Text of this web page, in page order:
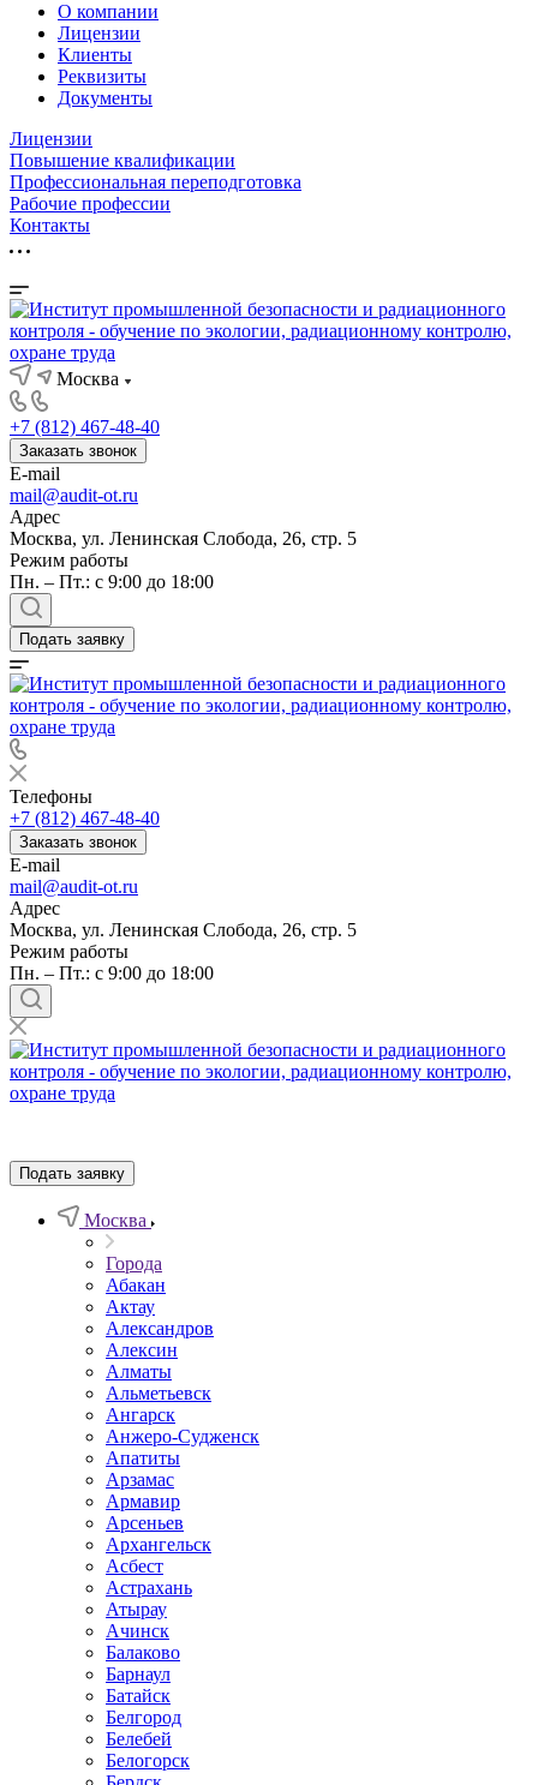
О компании
Лицензии
Клиенты
Реквизиты
Документы
Лицензии
Повышение квалификации
Профессиональная переподготовка
Рабочие профессии
Контакты
Москва
+7 (812) 467-48-40
Заказать звонок
E-mail
mail@audit-ot.ru
Адрес
Москва, ул. Ленинская Слобода, 26, стр. 5
Режим работы
Пн. – Пт.: с 9:00 до 18:00
Подать заявку
Телефоны
+7 (812) 467-48-40
Заказать звонок
E-mail
mail@audit-ot.ru
Адрес
Москва, ул. Ленинская Слобода, 26, стр. 5
Режим работы
Пн. – Пт.: с 9:00 до 18:00
Подать заявку
Москва
Города
Абакан
Актау
Александров
Алексин
Алматы
Альметьевск
Ангарск
Анжеро-Судженск
Апатиты
Арзамас
Армавир
Арсеньев
Архангельск
Асбест
Астрахань
Атырау
Ачинск
Балаково
Барнаул
Батайск
Белгород
Белебей
Белогорск